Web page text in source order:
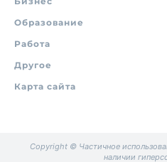
Образование
Работа
Другое
Карта сайта
Copyright © Частичное
наличии